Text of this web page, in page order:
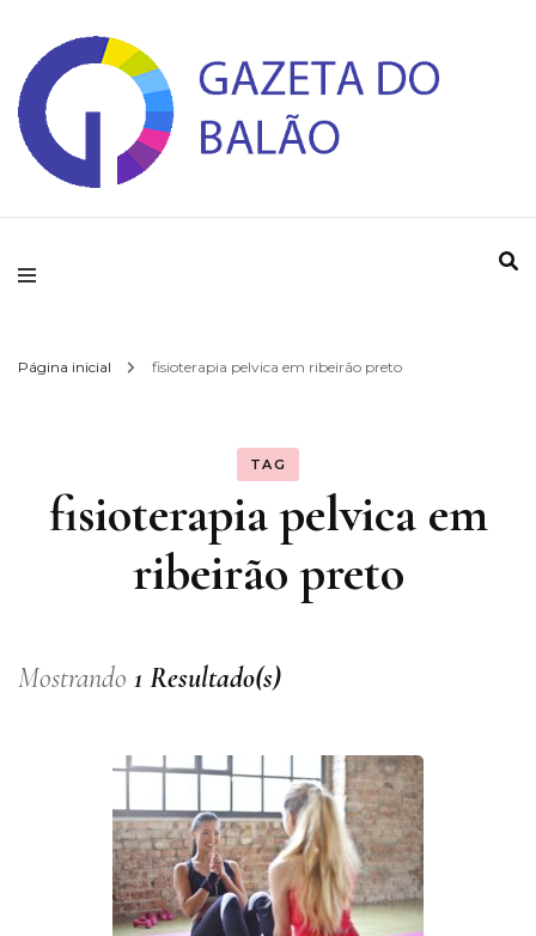
Gazeta do Balao
Página inicial fisioterapia pelvica em ribeirão preto
TAG
fisioterapia pelvica em
ribeirão preto
Mostrando 1 Resultado(s)